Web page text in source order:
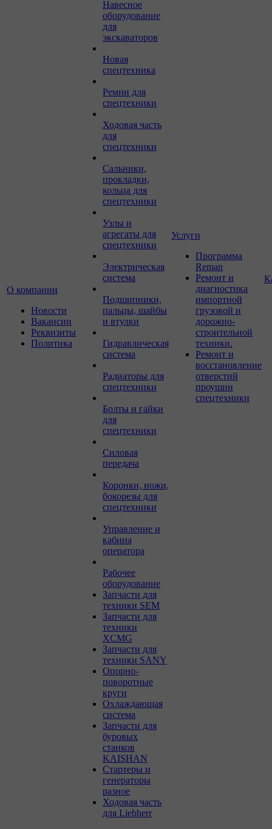
О компании
Новости
Вакансии
Реквизиты
Политика
Навесное
оборудование
для
экскаваторов
Новая
спецтехника
Ремни для
спецтехники
Ходовая часть
для
спецтехники
Сальники,
прокладки,
кольца для
спецтехники
Узлы и
агрегаты для
спецтехники
Электрическая
система
Подшипники,
пальцы, шайбы
и втулки
Гидравлическая
система
Радиаторы для
спецтехники
Болты и гайки
для
спецтехники
Силовая
передача
Коронки, ножи,
бокорезы для
спецтехники
Управление и
кабина
оператора
Рабочее
оборудование
Запчасти для
техники SEM
Запчасти для
техники
XCMG
Запчасти для
техники SANY
Опорно-
поворотные
круги
Охлаждающая
система
Запчасти для
буровых
станков
KAISHAN
Стартеры и
генераторы
разное
Ходовая часть
для Liebherr
Услуги
Программа
Reman
Ремонт и
диагностика
импортной
грузовой и
дорожно-
строительной
техники.
Ремонт и
восстановление
отверстий
проушин
спецтехники